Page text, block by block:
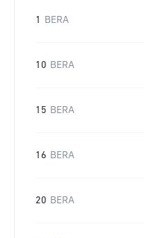
1 BERA
10 BERA
15 BERA
16 BERA
20 BERA